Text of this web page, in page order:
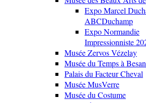
Expo Marcel
ABCDuchamp
Expo Normandie
Impressionniste
Musée Zervos Vézelay
Musée du Temps à
Palais du Facteur Cheval
Musée MusVerre
Musée du Costume